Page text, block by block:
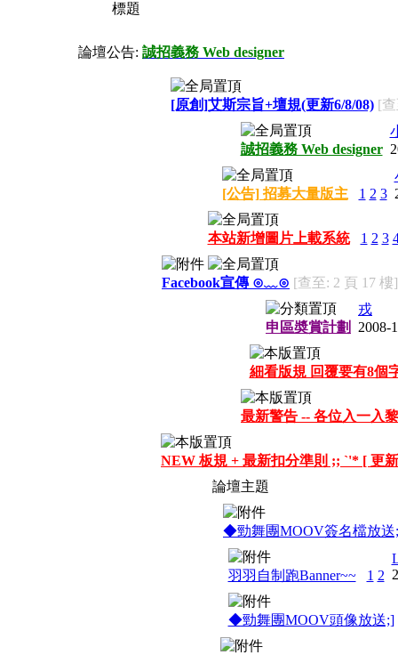
標題
論壇公告: 誠招義務 Web designer
[原創]艾斯宗旨+壇規(更新6/8/08) [
誠招義務 Web designer
[公告] 招募大量版主 1 2 3
本站新增圖片上載系統 1 2 3
Facebook宣傳 ⊙﹏⊙ [查至: 2 頁 17 樓]
申區奬賞計劃
戎
2008-
細看版規 回覆要有8個
最新警告 -- 各位入一入
NEW 板規 + 最新扣分準則 ;; `'* [ 更
論壇主題
◆勁舞團MOOV簽名檔放送
羽羽自制跑Banner~~ 1 2
◆勁舞團MOOV頭像放送;]